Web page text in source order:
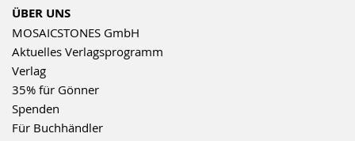
ÜBER UNS
MOSAICSTONES GmbH
Aktuelles Verlagsprogramm
Verlag
35% für Gönner
Spenden
Für Buchhändler